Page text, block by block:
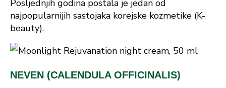
Posljednjih godina postala je jedan od
najpopularnijih sastojaka korejske kozmetike (K-
beauty).
NEVEN (CALENDULA OFFICINALIS)